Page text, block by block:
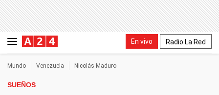
En vivo Radio La Red
Mundo Venezuela Nicolás Maduro
SUEÑOS